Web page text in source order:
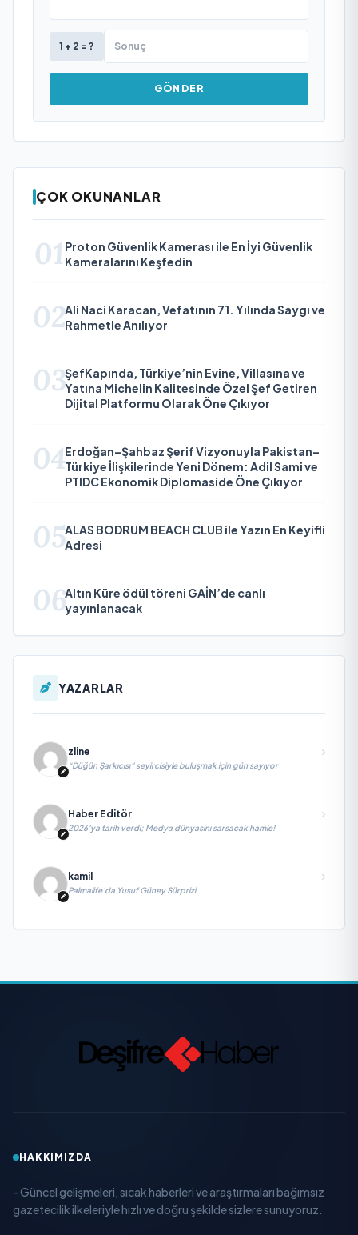
1 + 2 = ?
GÖNDER
ÇOK OKUNANLAR
01 Proton Güvenlik Kamerası ile En İyi Güvenlik
Kameralarını Keşfedin
02Ali Naci Karacan, Vefatının 71. Yılında Saygı ve
Rahmetle Anılıyor
03ŞefKapında, Türkiye’nin Evine, Villasına ve
Yatına Michelin Kalitesinde Özel Şef Getiren
Dijital Platformu Olarak Öne Çıkıyor
04Erdoğan–Şahbaz Şerif Vizyonuyla Pakistan–
Türkiye İlişkilerinde Yeni Dönem: Adil Sami ve
PTIDC Ekonomik Diplomaside Öne Çıkıyor
05ALAS BODRUM BEACH CLUB ile Yazın En Keyifli
Adresi
06Altın Küre ödül töreni GAİN’de canlı
yayınlanacak
YAZARLAR
zline
“Düğün Şarkıcısı” seyircisiyle buluşmak için gün sayıyor
Haber Editör
2026’ya tarih verdi; Medya dünyasını sarsacak hamle!
kamil
Palmalife’da Yusuf Güney Sürprizi
HAKKIMIZDA
- Güncel gelişmeleri, sıcak haberleri ve araştırmaları bağımsız
gazetecilik ilkeleriyle hızlı ve doğru şekilde sizlere sunuyoruz.